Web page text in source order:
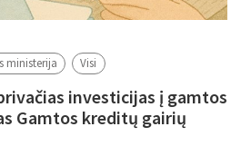
ministerija Visi
investicijas į gamtos
Gamtos kreditų gairių